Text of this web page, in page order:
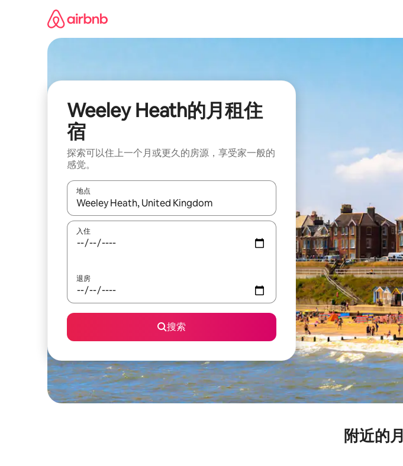
Weeley Heath的月租住
宿
探索可以住上一个月或更久的房源，享受家一般的
感觉。
地点
如有搜索结果，请使用上下方向键查看，或通过点击或滑动手势浏览。
入住
退房
搜索
附近的